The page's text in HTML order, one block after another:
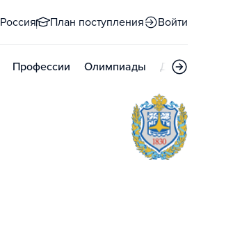
Россия План поступления Войти
Профессии Олимпиады Дни открытых